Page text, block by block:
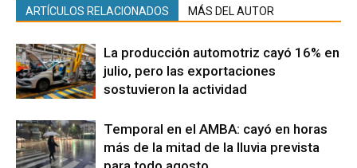
ARTÍCULOS RELACIONADOS MÁS DEL AUTOR
La producción automotriz cayó 16% en
julio, pero las exportaciones
sostuvieron la actividad
Temporal en el AMBA: cayó en horas
más de la mitad de la lluvia prevista